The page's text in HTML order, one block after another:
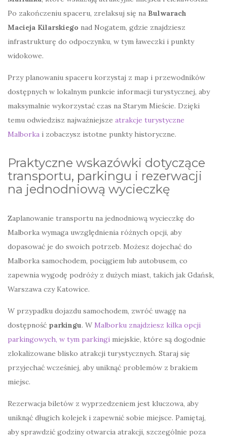
Po zakończeniu spaceru, zrelaksuj się na Bulwarach
Macieja Kilarskiego nad Nogatem, gdzie znajdziesz
infrastrukturę do odpoczynku, w tym ławeczki i punkty
widokowe.
Przy planowaniu spaceru korzystaj z map i przewodników
dostępnych w lokalnym punkcie informacji turystycznej, aby
maksymalnie wykorzystać czas na Starym Mieście. Dzięki
temu odwiedzisz najważniejsze atrakcje turystyczne
Malborka i zobaczysz istotne punkty historyczne.
Praktyczne wskazówki dotyczące
transportu, parkingu i rezerwacji
na jednodniową wycieczkę
Zaplanowanie transportu na jednodniową wycieczkę do
Malborka wymaga uwzględnienia różnych opcji, aby
dopasować je do swoich potrzeb. Możesz dojechać do
Malborka samochodem, pociągiem lub autobusem, co
zapewnia wygodę podróży z dużych miast, takich jak Gdańsk,
Warszawa czy Katowice.
W przypadku dojazdu samochodem, zwróć uwagę na
dostępność parkingu. W Malborku znajdziesz kilka opcji
parkingowych, w tym parkingi miejskie, które są dogodnie
zlokalizowane blisko atrakcji turystycznych. Staraj się
przyjechać wcześniej, aby uniknąć problemów z brakiem
miejsc.
Rezerwacja biletów z wyprzedzeniem jest kluczowa, aby
uniknąć długich kolejek i zapewnić sobie miejsce. Pamiętaj,
aby sprawdzić godziny otwarcia atrakcji, szczególnie poza